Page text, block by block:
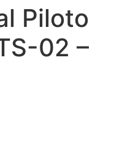
Piloto
02 –